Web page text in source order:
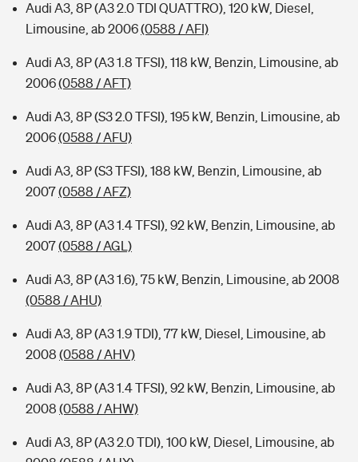
Audi A3, 8P (A3 2.0 TDI QUATTRO), 120 kW, Diesel,
Limousine, ab 2006(0588 / AFI)
Audi A3, 8P (A3 1.8 TFSI), 118 kW, Benzin, Limousine, ab
2006(0588 / AFT)
Audi A3, 8P (S3 2.0 TFSI), 195 kW, Benzin, Limousine, ab
2006(0588 / AFU)
Audi A3, 8P (S3 TFSI), 188 kW, Benzin, Limousine, ab
2007(0588 / AFZ)
Audi A3, 8P (A3 1.4 TFSI), 92 kW, Benzin, Limousine, ab
2007(0588 / AGL)
Audi A3, 8P (A3 1.6), 75 kW, Benzin, Limousine, ab 2008
(0588 / AHU)
Audi A3, 8P (A3 1.9 TDI), 77 kW, Diesel, Limousine, ab
2008 (0588 / AHV)
Audi A3, 8P (A3 1.4 TFSI), 92 kW, Benzin, Limousine, ab
2008 (0588 / AHW)
Audi A3, 8P (A3 2.0 TDI), 100 kW, Diesel, Limousine, ab